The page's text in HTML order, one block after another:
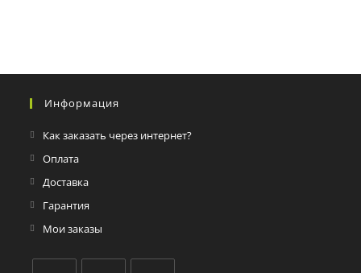
Информация
Как заказать через интернет?
Оплата
Доставка
Гарантия
Мои заказы